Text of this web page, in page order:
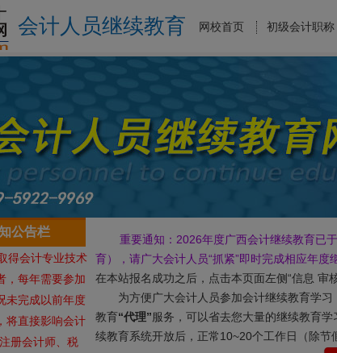
会计人员继续教育 网校首页 初级会计职称
公告栏
得会计专业技术
，每年需要参加
未完成以前年度
将直接影响会计
册会计师、税
重要通知：2026年度广西会计继续教育已
育），请广大会计人员“抓紧”即时完成相应年
在本站报名成功之后，点击本页面左侧“信息 审
为方便广大会计人员参加会计继续教育学习
教育“代理”服务，可以省去您大量的继续教育
续教育系统开放后，正常10~20个工作日（除节